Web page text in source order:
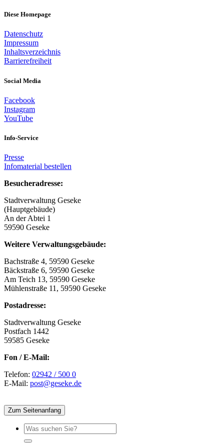
Diese Homepage
Datenschutz
Impressum
Inhaltsverzeichnis
Barrierefreiheit
Social Media
Facebook
Instagram
YouTube
Info-Service
Presse
Infomaterial bestellen
Besucheradresse:
Stadtverwaltung Geseke
(Hauptgebäude)
An der Abtei 1
59590 Geseke
Weitere Verwaltungsgebäude:
Bachstraße 4, 59590 Geseke
Bäckstraße 6, 59590 Geseke
Am Teich 13, 59590 Geseke
Mühlenstraße 11, 59590 Geseke
Postadresse:
Stadtverwaltung Geseke
Postfach 1442
59585 Geseke
Fon / E-Mail:
Telefon: 02942 / 500 0
E-Mail: post@geseke.de
Zum Seitenanfang